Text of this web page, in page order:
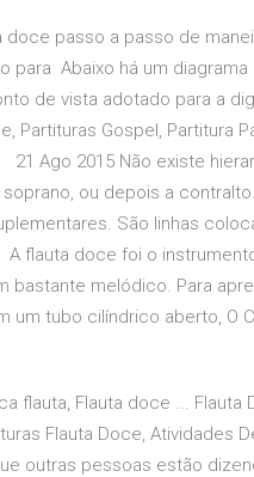
doce passo a passo de
para Abaixo há um
de vista adotado para a
Partituras Gospel, Partitura
21 Ago 2015 Não existe
ou depois a
São linhas
flauta doce foi o
bastante melódico. Para
um tubo cilíndrico aberto, O
flauta, Flauta doce ...
Flauta Doce, Atividades
outras pessoas estão